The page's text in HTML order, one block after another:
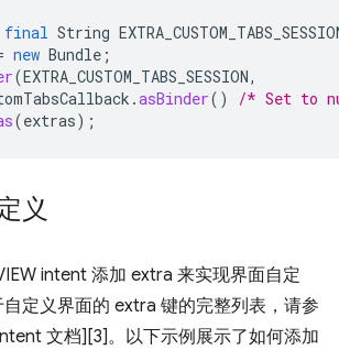
final String
new Bundle ;
(EXTRA_CUSTOM_TABS_SESSION,
.asBinder()
/* Set to
(extras);
义
intent 添加 extra 来实现界面自定
定义界面的 extra 键的完整列表，请参
文档][3]。以下示例展示了如何添加